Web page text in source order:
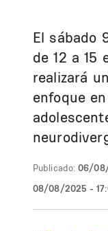
El sábado
de 12 a 15
realizará
enfoque
Publicado: 06/
08/08/2025 -